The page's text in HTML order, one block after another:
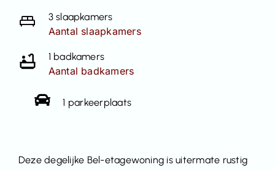
3 slaapkamers
Aantal slaapkamers
1 badkamers
Aantal badkamers
1 parkeerplaats
Deze degelijke Bel-etagewoning is uitermate rustig